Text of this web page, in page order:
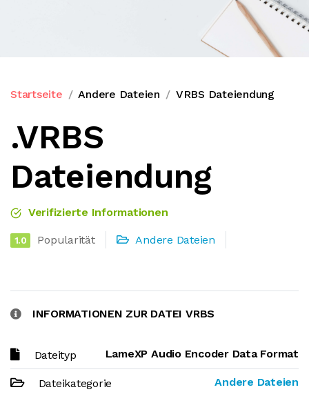
Startseite Andere Dateien VRBS Dateiendung
.VRBS
Dateiendung
Verifizierte Informationen
1.0 Popularität Andere Dateien
INFORMATIONEN ZUR DATEI VRBS
Dateityp LameXP Audio Encoder Data Format
Dateikategorie Andere Dateien